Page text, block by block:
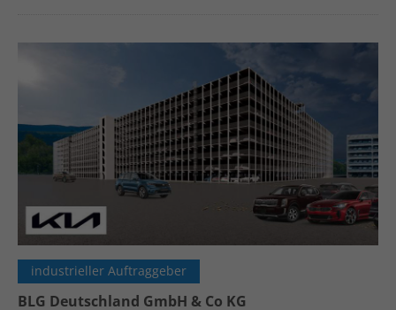
industrieller Auftraggeber
BLG Deutschland GmbH & Co KG